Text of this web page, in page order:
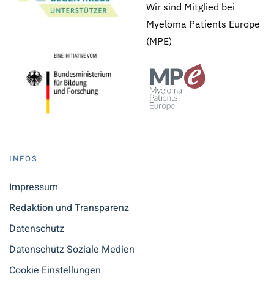
Wir sind Mitglied bei
Myeloma Patients Europe
(MPE)
INFOS
Impressum
Redaktion und Transparenz
Datenschutz
Datenschutz Soziale Medien
Cookie Einstellungen